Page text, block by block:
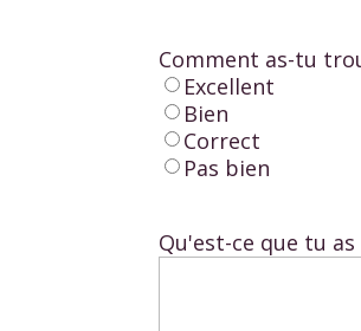
Comment as-tu
Excellent
Bien
Correct
Pas bien
Qu'est-ce que tu as